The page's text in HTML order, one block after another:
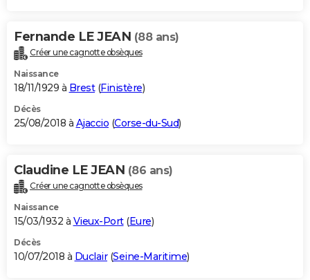
Fernande LE JEAN (88 ans)
Créer une cagnotte obsèques
Naissance
18/11/1929 à Brest(Finistère)
Décès
25/08/2018 à Ajaccio (Corse-du-Sud)
Claudine LE JEAN (86 ans)
Créer une cagnotte obsèques
Naissance
15/03/1932 à Vieux-Port(Eure)
Décès
10/07/2018 à Duclair(Seine-Maritime)